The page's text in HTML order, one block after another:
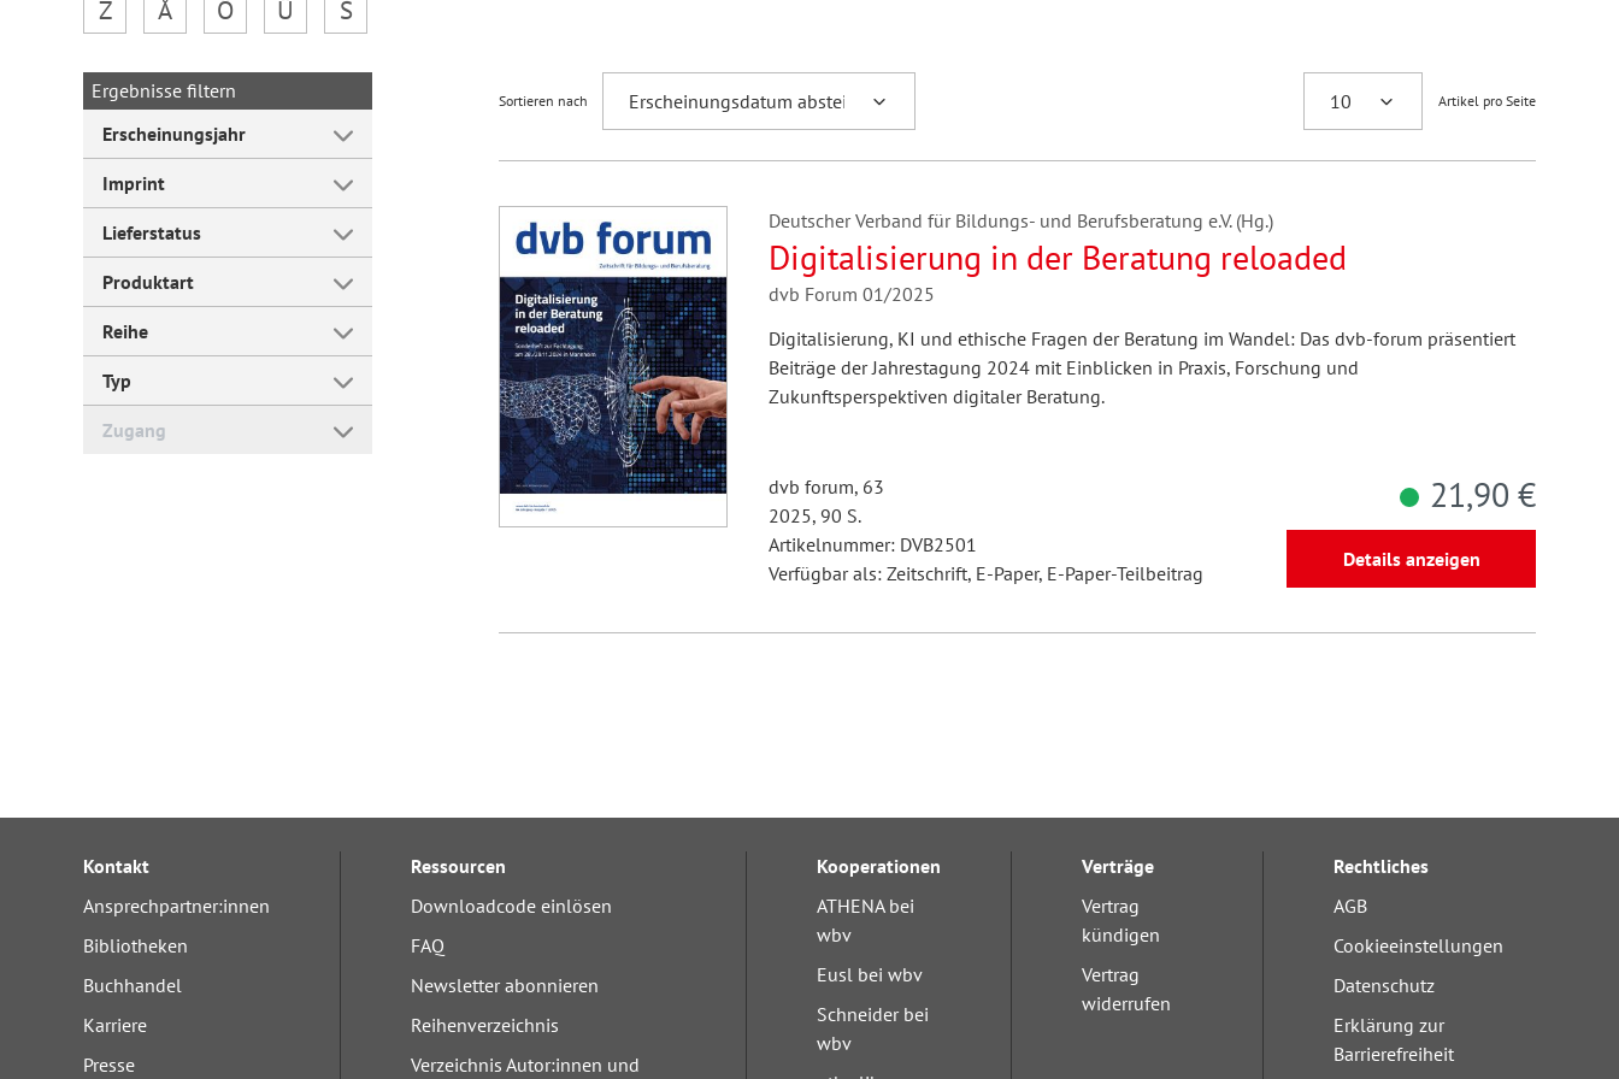
Forum Arbeitslehre
Z
Å Ö Ü Š
Ergebnisse filtern
Erscheinungsjahr
Imprint
Lieferstatus
Produktart
Reihe
Typ
Zugang
Sortieren nach Artikel pro Seite
Deutscher Verband für Bildungs- und Berufsberatung e.V. (Hg.)
Digitalisierung in der Beratung reloaded
dvb Forum 01/2025
Digitalisierung, KI und ethische Fragen der Beratung im Wandel: Das dvb-forum präsentiert
Beiträge der Jahrestagung 2024 mit Einblicken in Praxis, Forschung und
Zukunftsperspektiven digitaler Beratung.
dvb forum, 63
2025, 90 S.
Artikelnummer: DVB2501
Verfügbar als: Zeitschrift, E-Paper, E-Paper-Teilbeitrag
21,90 €
Details anzeigen
Kontakt
Ansprechpartner:innen
Bibliotheken
Buchhandel
Karriere
Presse
Ressourcen
Downloadcode einlösen
FAQ
Newsletter abonnieren
Reihenverzeichnis
Verzeichnis Autor:innen und
Kooperationen
ATHENA bei
wbv
Eusl bei wbv
Schneider bei
wbv
Verträge
Vertrag
kündigen
Vertrag
widerrufen
Rechtliches
AGB
Cookieeinstellungen
Datenschutz
Erklärung zur
Barrierefreiheit